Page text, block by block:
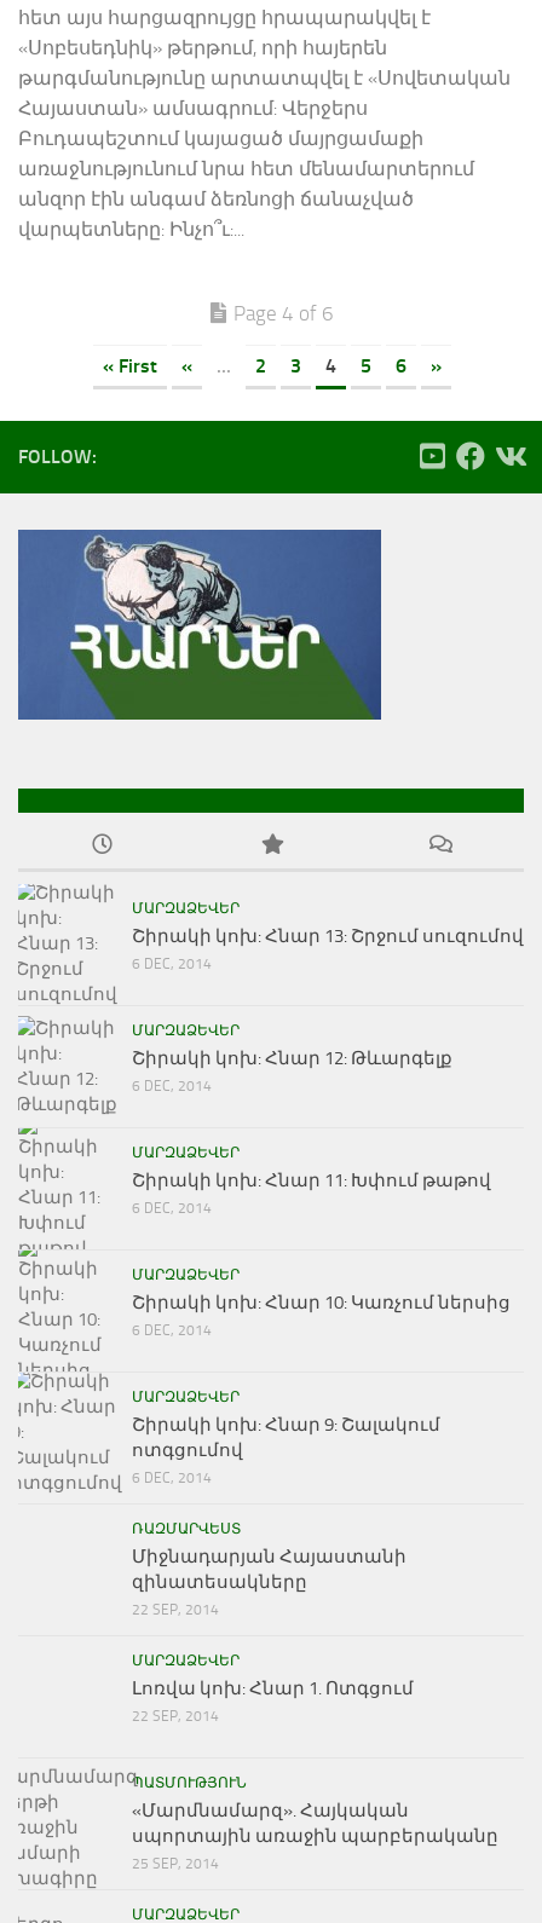
հետ այս հարցազրույցը հրապարակվել է
«Սոբեսեդնիկ» թերթում, որի հայերեն
թարգմանությունը արտատպվել է «Սովետական
Հայաստան» ամսագրում: Վերջերս
Բուդապեշտում կայացած մայրցամաքի
առաջնությունում նրա հետ մենամարտերում
անզոր էին անգամ ձեռնոցի ճանաչված
վարպետները: Ինչո՞ւ:...
Page 4 of 6
« First « ... 2 3 4 5 6 »
FOLLOW:
ՄԱՐԶԱՁԵՎԵՐ
Շիրակի կոխ: Հնար 13: Շրջում սուզումով
6 DEC, 2014
ՄԱՐԶԱՁԵՎԵՐ
Շիրակի կոխ: Հնար 12: Թևարգելք
6 DEC, 2014
ՄԱՐԶԱՁԵՎԵՐ
Շիրակի կոխ: Հնար 11: Խփում թաթով
6 DEC, 2014
ՄԱՐԶԱՁԵՎԵՐ
Շիրակի կոխ: Հնար 10: Կառչում ներսից
6 DEC, 2014
ՄԱՐԶԱՁԵՎԵՐ
Շիրակի կոխ: Հնար 9: Շալակում
ոտգցումով
6 DEC, 2014
ՌԱԶՄԱՐՎԵՍՏ
Միջնադարյան Հայաստանի
զինատեսակները
22 SEP, 2014
ՄԱՐԶԱՁԵՎԵՐ
Լոռվա կոխ: Հնար 1. Ոտգցում
22 SEP, 2014
ՊԱՏՄՈՒԹՅՈՒՆ
«Մարմնամարզ». Հայկական
սպորտային առաջին պարբերականը
25 SEP, 2014
ՄԱՐԶԱՁԵՎԵՐ